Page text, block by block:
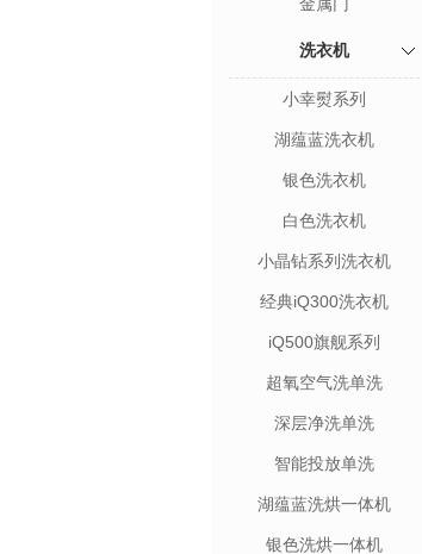
洗衣机
小幸熨系列
湖蕴蓝洗衣机
银色洗衣机
白色洗衣机
小晶钻系列洗衣机
经典iQ300洗衣机
iQ500旗舰系列
超氧空气洗单洗
深层净洗单洗
智能投放单洗
湖蕴蓝洗烘一体机
银色洗烘一体机